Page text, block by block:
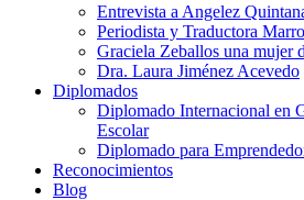
Entrevista a Angelez
Periodista y Traductora
Graciela Zeballos una mujer
Dra. Laura Jiménez Acevedo
Diplomados
Diplomado Internacional en
Escolar
Diplomado para
Reconocimientos
Blog